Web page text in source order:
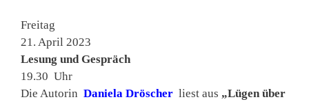
Freitag
21. April 2023
Lesung und Gespräch
19.30 Uhr
Die Autorin Daniela Dröscher liest aus „Lügen über